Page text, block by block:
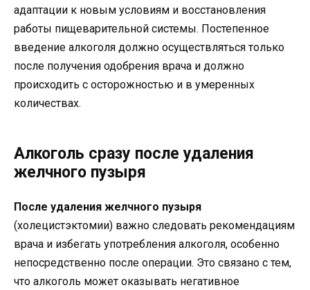
адаптации к новым условиям и восстановления
работы пищеварительной системы. Постепенное
введение алкоголя должно осуществляться только
после получения одобрения врача и должно
происходить с осторожностью и в умеренных
количествах.
Алкоголь сразу после удаления
желчного пузыря
После удаления желчного пузыря
(холецистэктомии) важно следовать рекомендациям
врача и избегать употребления алкоголя, особенно
непосредственно после операции. Это связано с тем,
что алкоголь может оказывать негативное